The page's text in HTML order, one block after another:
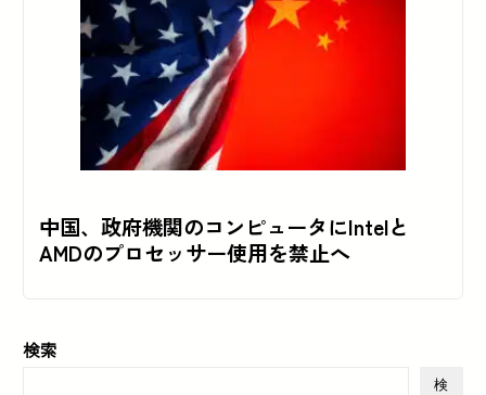
中国、政府機関のコンピュータにIntelと
AMDのプロセッサー使用を禁止へ
検索
検